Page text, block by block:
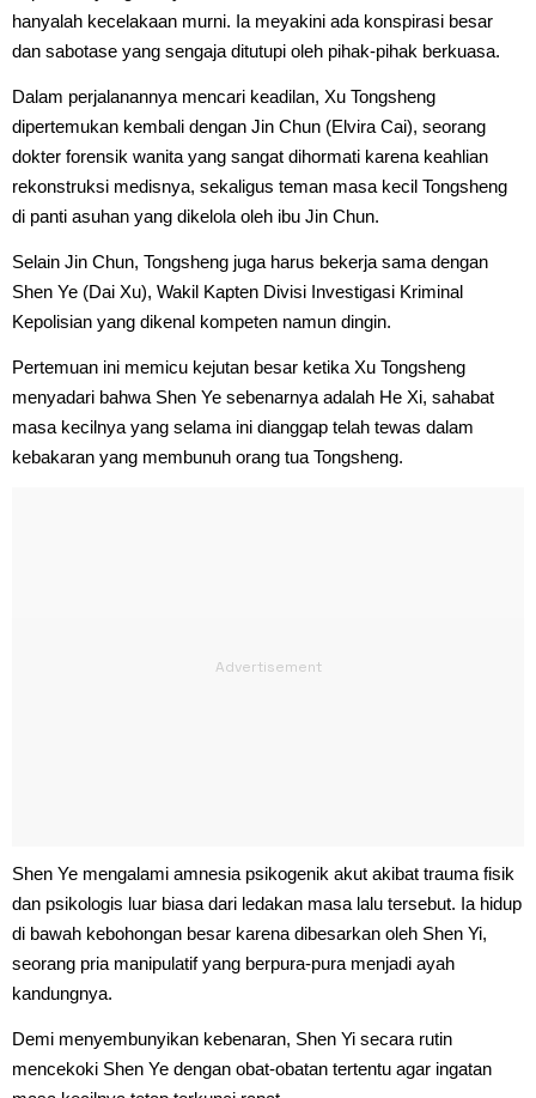
hanyalah kecelakaan murni. Ia meyakini ada konspirasi besar
dan sabotase yang sengaja ditutupi oleh pihak-pihak berkuasa.
Dalam perjalanannya mencari keadilan, Xu Tongsheng
dipertemukan kembali dengan Jin Chun (Elvira Cai), seorang
dokter forensik wanita yang sangat dihormati karena keahlian
rekonstruksi medisnya, sekaligus teman masa kecil Tongsheng
di panti asuhan yang dikelola oleh ibu Jin Chun.
Selain Jin Chun, Tongsheng juga harus bekerja sama dengan
Shen Ye (Dai Xu), Wakil Kapten Divisi Investigasi Kriminal
Kepolisian yang dikenal kompeten namun dingin.
Pertemuan ini memicu kejutan besar ketika Xu Tongsheng
menyadari bahwa Shen Ye sebenarnya adalah He Xi, sahabat
masa kecilnya yang selama ini dianggap telah tewas dalam
kebakaran yang membunuh orang tua Tongsheng.
Shen Ye mengalami amnesia psikogenik akut akibat trauma fisik
dan psikologis luar biasa dari ledakan masa lalu tersebut. Ia hidup
di bawah kebohongan besar karena dibesarkan oleh Shen Yi,
seorang pria manipulatif yang berpura-pura menjadi ayah
kandungnya.
Demi menyembunyikan kebenaran, Shen Yi secara rutin
mencekoki Shen Ye dengan obat-obatan tertentu agar ingatan